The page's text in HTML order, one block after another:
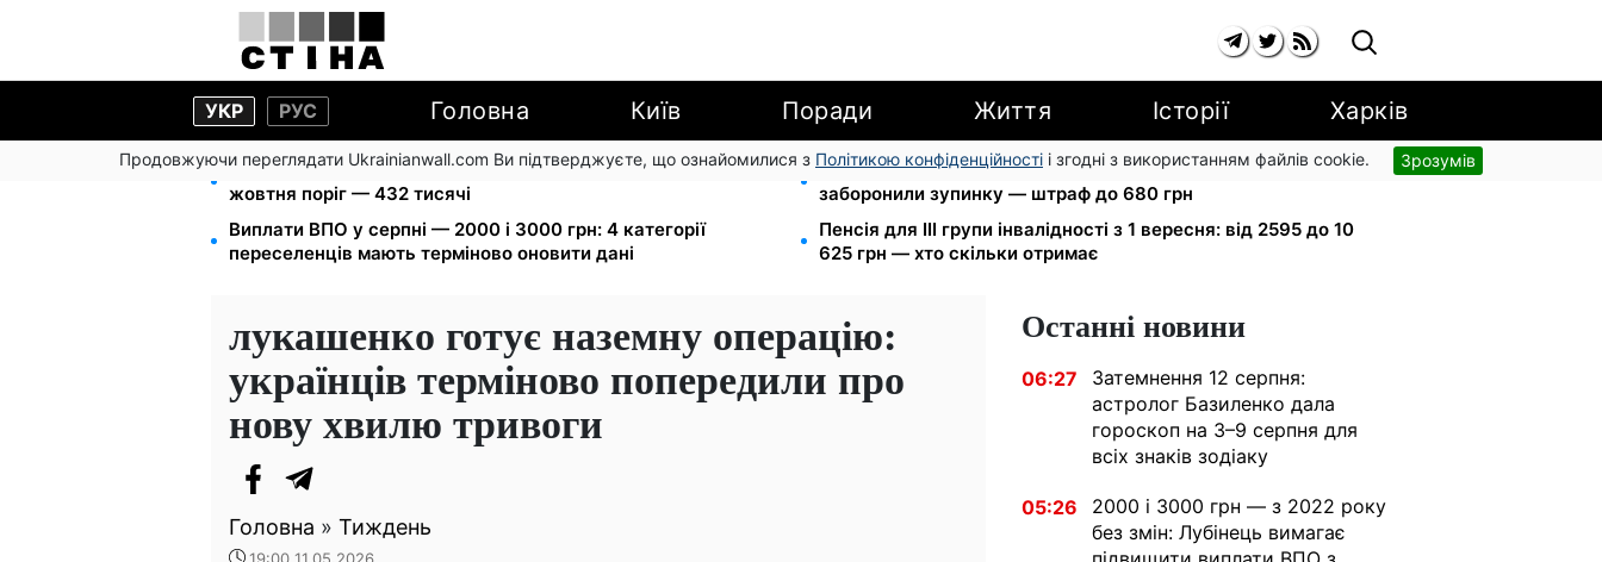
УКР РУС Головна Київ Поради Життя Історії Харків
Продовжуючи переглядати Ukrainianwall.com Ви підтверджуєте, що ознайомилися з Політикою конфіденційності і згодні з використанням файлів cookie. Зрозумів
172 940 грн захистять житло від арешту за комуналку: з
жовтня поріг — 432 тисячі
Новий знак на центральній вулиці: водіям вантажівок
заборонили зупинку — штраф до 680 грн
Виплати ВПО у серпні — 2000 і 3000 грн: 4 категорії
переселенців мають терміново оновити дані
Пенсія для III групи інвалідності з 1 вересня: від 2595 до 10
625 грн — хто скільки отримає
лукашенко готує наземну операцію:
українців терміново попередили про
нову хвилю тривоги
Головна » Тиждень
Останні новини
06:27
Затемнення 12 серпня:
астролог Базиленко дала
гороскоп на 3–9 серпня для
всіх знаків зодіаку
05:26
2000 і 3000 грн — з 2022 року
без змін: Лубінець вимагає